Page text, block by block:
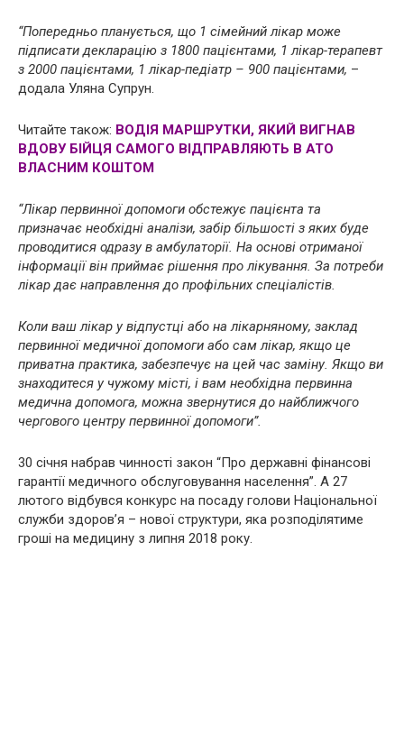
“Попередньо планується, що 1 сімейний лікар може
підписати декларацію з 1800 пацієнтами, 1 лікар-терапевт
з 2000 пацієнтами, 1 лікар-педіатр – 900 пацієнтами, –
додала Уляна Супрун.
Читайте також: ВОДІЯ МАРШРУТКИ, ЯКИЙ ВИГНАВ
ВДОВУ БІЙЦЯ САМОГО ВІДПРАВЛЯЮТЬ В АТО
ВЛАСНИМ КОШТОМ
“Лікар первинної допомоги обстежує пацієнта та
призначає необхідні аналізи, забір більшості з яких буде
проводитися одразу в амбулаторії. На основі отриманої
інформації він приймає рішення про лікування. За потреби
лікар дає направлення до профільних спеціалістів.
Коли ваш лікар у відпустці або на лікарняному, заклад
первинної медичної допомоги або сам лікар, якщо це
приватна практика, забезпечує на цей час заміну. Якщо ви
знаходитеся у чужому місті, і вам необхідна первинна
медична допомога, можна звернутися до найближчого
чергового центру первинної допомоги”.
30 січня набрав чинності закон “Про державні фінансові
гарантії медичного обслуговування населення”. А 27
лютого відбувся конкурс на посаду голови Національної
служби здоров’я – нової структури, яка розподілятиме
гроші на медицину з липня 2018 року.